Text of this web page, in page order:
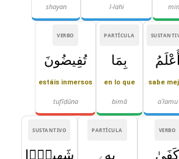
l-lahi
shayan
أَعْلَمُ
sabe
aʿlamu
PARTÍCULA
بِمَا
en lo que
bimā
VERBO
تُفِيضُونَ
estáis inmersos
tufīḍūna
VERBO
كَفَىٰ
PARTÍCULA
بِهِۦ
SUSTANTIVO
شَهِيدًۢا